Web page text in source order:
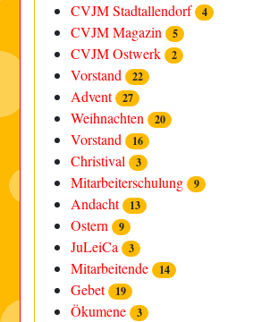
CVJM Stadtallendorf 4
CVJM Magazin 5
CVJM Ostwerk 2
Vorstand 22
Advent 27
Weihnachten 20
Vorstand 16
Christival 3
Mitarbeiterschulung 9
Andacht 13
Ostern 9
JuLeiCa 3
Mitarbeitende 14
Gebet 19
Ökumene 3